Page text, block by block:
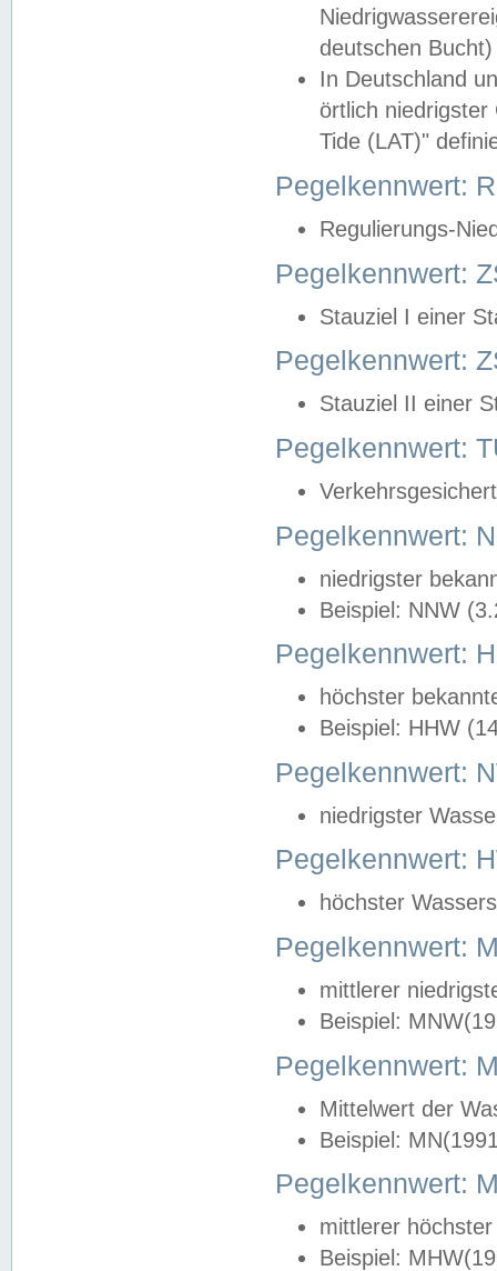
deutschen
In Deutschland
örtlich
Tide (LAT)"
Pegelkennwert:
Regulierungs-
Pegelkennwert:
Stauziel I einer
Pegelkennwert:
Stauziel II einer
Pegelkennwert:
Pegelkennwert:
niedrigster
Beispiel: NNW
Pegelkennwert:
höchster
Beispiel: HHW
Pegelkennwert:
niedrigster
Pegelkennwert:
höchster
Pegelkennwert:
mittlerer
Beispiel:
Pegelkennwert:
Mittelwert der
Beispiel:
Pegelkennwert:
mittlerer
Beispiel: